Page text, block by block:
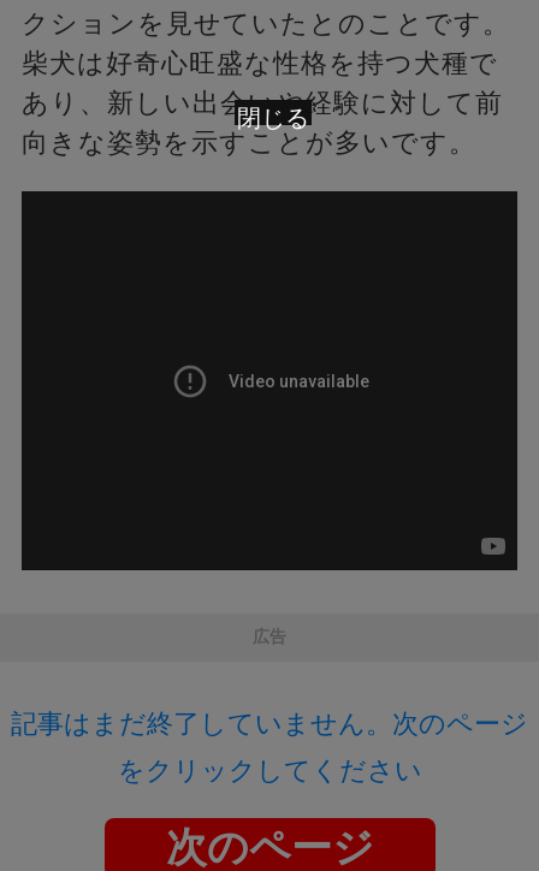
クションを見せていたとのことです。
柴犬は好奇心旺盛な性格を持つ犬種で
あり、新しい出会いや経験に対して前
向きな姿勢を示すことが多いです。
広告
記事はまだ終了していません。次のページ
をクリックしてください
次のページ
閉じる